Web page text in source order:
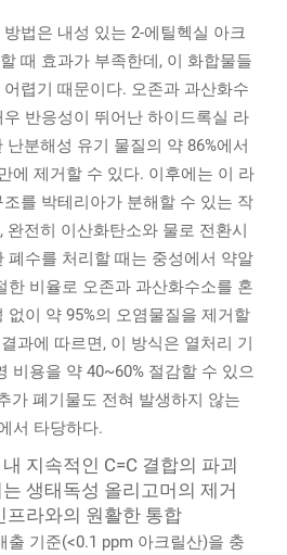
법은 내성 있는 2-에틸헥실 아크
때 효과가 부족한데, 이 화합물들
렵기 때문이다. 오존과 과산화수
반응성이 뛰어난 하이드록실 라
분해성 유기 물질의 약 86%에서
에 제거할 수 있다. 이후에는 이 라
를 박테리아가 분해할 수 있는 작
완전히 이산화탄소와 물로 전환시
폐수를 처리할 때는 중성에서 약알
한 비율로 오존과 과산화수소를 혼
없이 약 95%의 오염물질을 제거할
과에 따르면, 이 방식은 열처리 기
비용을 약 40~60% 절감할 수 있으
가 폐기물도 전혀 발생하지 않는
서 타당하다.
지속적인 C=C 결합의 파괴
생태독성 올리고머의 제거
프라와의 원활한 통합
출 기준(<0.1 ppm 아크릴산)을 충